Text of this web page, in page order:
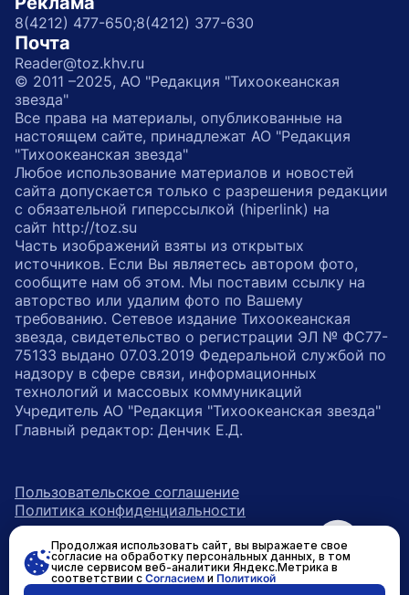
8(4212) 477-650;8(4212) 377-630
Почта
Reader@toz.khv.ru
© 2011 –2025, АО "Редакция "Тихоокеанская
звезда"
Все права на материалы, опубликованные на
настоящем сайте, принадлежат АО "Редакция
"Тихоокеанская звезда"
Любое использование материалов и новостей
сайта допускается только с разрешения редакции
с обязательной гиперссылкой (hiperlink) на
сайт http://toz.su
Часть изображений взяты из открытых
источников. Если Вы являетесь автором фото,
сообщите нам об этом. Мы поставим ссылку на
авторство или удалим фото по Вашему
требованию. Сетевое издание Тихоокеанская
звезда, свидетельство о регистрации ЭЛ № ФС77-
75133 выдано 07.03.2019 Федеральной службой по
надзору в сфере связи, информационных
технологий и массовых коммуникаций
Учредитель АО "Редакция "Тихоокеанская звезда"
Главный редактор: Денчик Е.Д.
Пользовательское соглашение
Политика конфиденциальности
ссылка на главную
возрастное ограничение 16+
ссылка на страницу в Вконтакте
ссылка на страницу в
ссылка на канал в
Продолжая использовать сайт, вы выражаете свое
согласие на обработку персональных данных, в том
числе сервисом веб-аналитики Яндекс.Метрика в
соответствии с Согласиеми Политикой